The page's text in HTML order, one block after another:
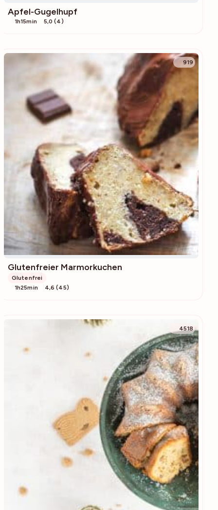
Apfel-Gugelhupf
1h15min 5,0 (4)
919
Glutenfreier Marmorkuchen
Glutenfrei
1h25min
4,6 (45)
4518